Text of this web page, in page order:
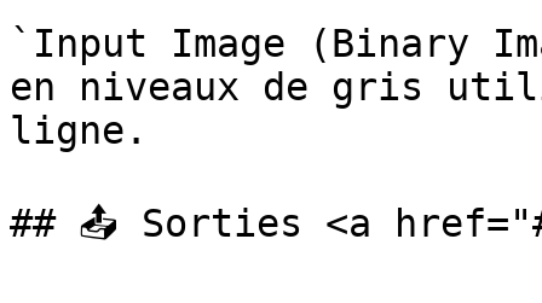
`Input Image (Binary
en niveaux de gris
ligne.
## 📤 Sorties <a